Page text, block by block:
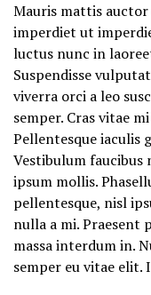
Mauris mattis auctor
imperdiet ut
luctus nunc in
Suspendisse
viverra orci a leo
semper. Cras vitae
Pellentesque iaculis
Vestibulum faucibus
ipsum mollis.
pellentesque, nisl
nulla a mi. Praesent
massa interdum in.
semper eu vitae elit.